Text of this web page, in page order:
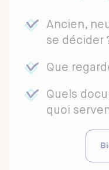
Ancien,
se décider
Que
Quels
quoi